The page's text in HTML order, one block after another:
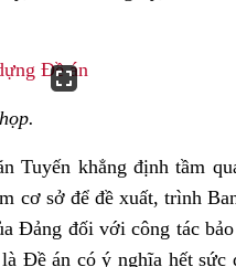
Tuyến khẳng định tầm
cơ sở để đề xuất, trình
Đảng đối với công tác
Đề án có ý nghĩa hết sức